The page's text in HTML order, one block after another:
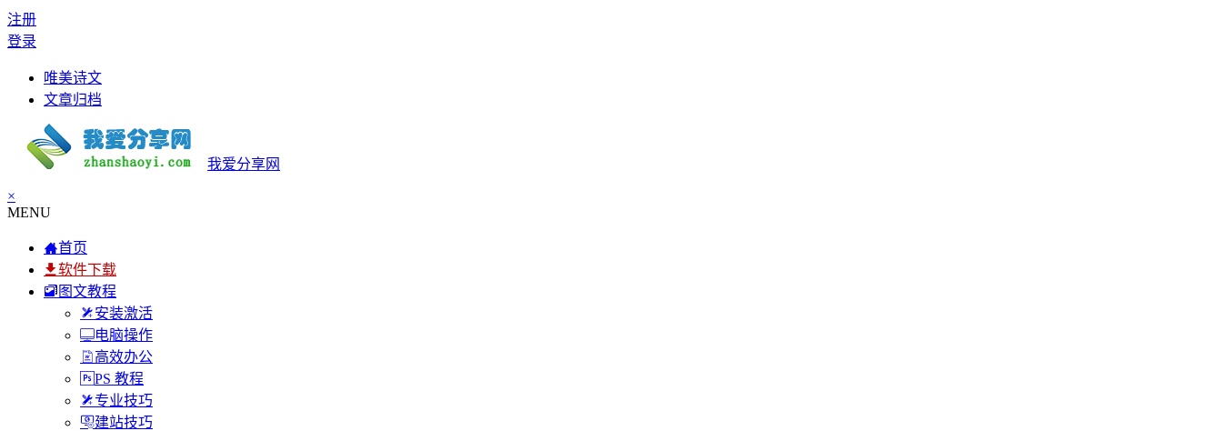
注册
登录
唯美诗文
文章归档
我爱分享网
×
MENU
首页
软件下载
图文教程
安装激活
电脑操作
高效办公
PS 教程
专业技巧
建站技巧